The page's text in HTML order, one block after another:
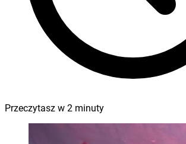
Przeczytasz w 2 minuty